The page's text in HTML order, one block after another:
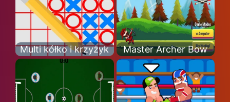
Multi kółko i krzyżyk Master Archer Bow